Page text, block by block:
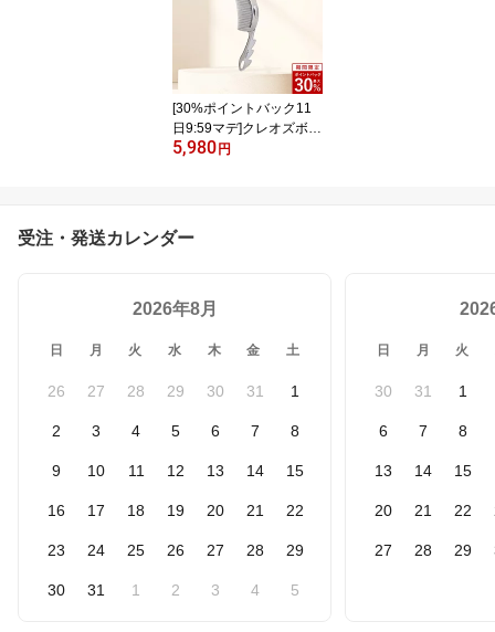
ア ヒアルロン酸 低刺激
スッキリ エキゾチックウ
[30%ポイントバック11
日9:59マデ]クレオズボー
テ cleo's beaute デュオ
皮 トリートメント シャ
ンプー ブラシ 枝毛 ツヤ
5,980 円
受注・発送カレンダー
2026年8月
日 月 火 水 木 金 土
26 27 28 29 30 31 1
2 3 4 5 6 7 8
9 10 11 12 13 14 15
16 17 18 19 20 21 22
23 24 25 26 27 28 29
30 31 1 2 3 4 5
日 月 火
30 31 1
6 7 8
13 14 15
20 21 22
27 28 29